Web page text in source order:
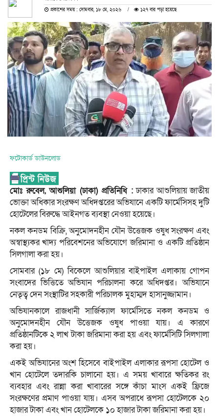
প্রকাশের সময় : সোমবার, ১৮ মে, ২০২৬ ১২৭ বার পড়া হয়েছে
ফটোকার্ড ডাউনলোড
মোঃ রুবেল, আশুলিয়া (ঢাকা) প্রতিনিধি : ঢাকার আশুলিয়ায় জাতীয়
ভোক্তা অধিকার সংরক্ষণ অধিদপ্তরের অভিযানে একটি ফার্মেসিসহ দুটি
হোটেলের বিরুদ্ধে আইনগত ব্যবস্থা নেওয়া হয়েছে।
নকল কনডম বিক্রি, অনুমোদনহীন যৌন উত্তেজক ওষুধ সংরক্ষণ এবং
অস্বাস্থ্যকর খাদ্য পরিবেশনের অভিযোগে জরিমানা ও একটি প্রতিষ্ঠান
সিলগালা করা হয়।
সোমবার (১৮ মে) বিকেলে আশুলিয়ার বাইপাইল এলাকায় গোপন
সংবাদের ভিত্তিতে অভিযান পরিচালনা করে অধিদপ্তর। অভিযানে
নেতৃত্ব দেন সংস্থাটির সহকারী পরিচালক মুহাম্মদ হাসানুজ্জামান।
অভিযানকালে রাজধানী সার্জিক্যাল ফার্মেসিতে নকল কনডম ও
অনুমোদনহীন যৌন উত্তেজক ওষুধ পাওয়া যায়। এ কারণে
প্রতিষ্ঠানটিকে ২ লাখ টাকা জরিমানা করা হয় এবং ফার্মেসিটি সিলগালা
করা হয়।
একই অভিযানের অংশ হিসেবে বাইপাইল এলাকার রূপসা হোটেল ও
খান হোটেলে তদারকি চালানো হয়। এ সময় খাবারে ক্ষতিকর রং
ব্যবহার এবং রান্না করা খাবারের সঙ্গে কাঁচা মাংস একই ফ্রিজে
সংরক্ষণের প্রমাণ পাওয়া যায়। এসব অপরাধে রূপসা হোটেলকে ২০
হাজার টাকা এবং খান হোটেলকে ১০ হাজার টাকা জরিমানা করা হয়।